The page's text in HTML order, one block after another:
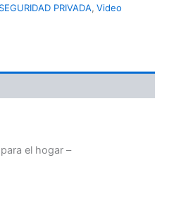
PRIVADA, Video
el hogar –